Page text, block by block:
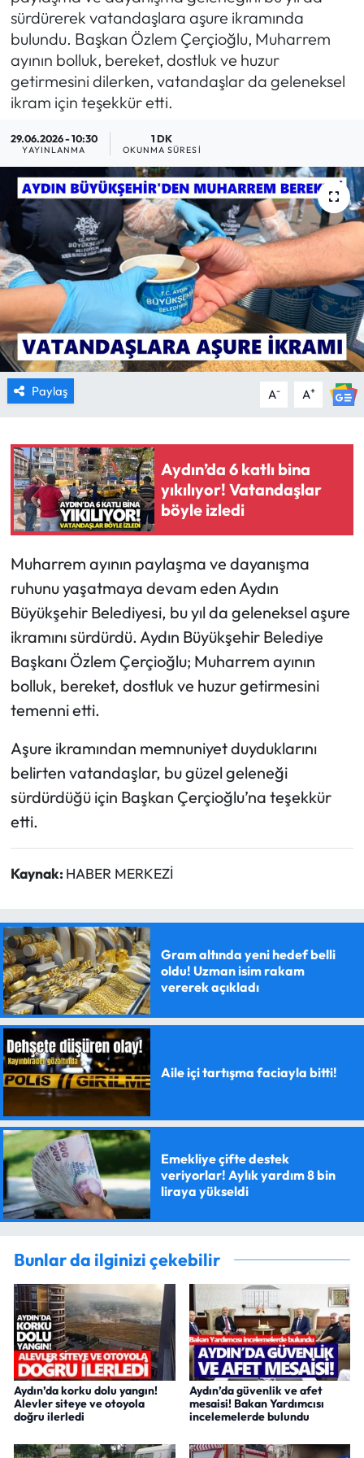
sürdürerek vatandaşlara aşure ikramında
bulundu. Başkan Özlem Çerçioğlu, Muharrem
ayının bolluk, bereket, dostluk ve huzur
getirmesini dilerken, vatandaşlar da geleneksel
ikram için teşekkür etti.
29.06.2026 - 10:30
YAYINLANMA
1 DK
OKUNMA SÜRESI
Paylaş A- A+
Aydın’da 6 katlı bina
yıkılıyor! Vatandaşlar
böyle izledi
Muharrem ayının paylaşma ve dayanışma
ruhunu yaşatmaya devam eden Aydın
Büyükşehir Belediyesi, bu yıl da geleneksel aşure
ikramını sürdürdü. Aydın Büyükşehir Belediye
Başkanı Özlem Çerçioğlu; Muharrem ayının
bolluk, bereket, dostluk ve huzur getirmesini
temenni etti.
Aşure ikramından memnuniyet duyduklarını
belirten vatandaşlar, bu güzel geleneği
sürdürdüğü için Başkan Çerçioğlu’na teşekkür
etti.
Kaynak: HABER MERKEZİ
Gram altında yeni hedef belli
oldu! Uzman isim rakam
vererek açıkladı
Aile içi tartışma faciayla bitti!
Emekliye çifte destek
veriyorlar! Aylık yardım 8 bin
liraya yükseldi
Bunlar da ilginizi çekebilir
Aydın’da korku dolu yangın!
Alevler siteye ve otoyola
doğru ilerledi
Aydın’da güvenlik ve afet
mesaisi! Bakan Yardımcısı
incelemelerde bulundu
MAGAZİN
SAĞLIK
SİYASET
SPOR
TARIM
TURİZM
YAŞAM
RESMİ İLANLAR
HABER İLAN